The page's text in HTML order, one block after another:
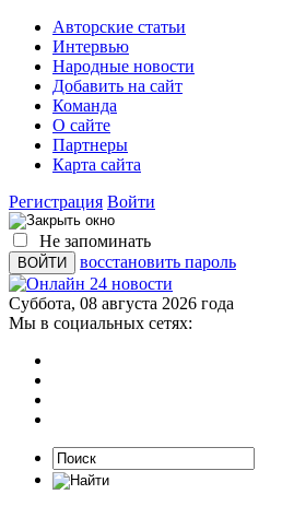
Авторские статьи
Интервью
Народные новости
Добавить на сайт
Команда
О сайте
Партнеры
Карта сайта
Регистрация Войти
Не запоминать
восстановить пароль
Суббота, 08 августа 2026 года
Мы в социальных сетях: